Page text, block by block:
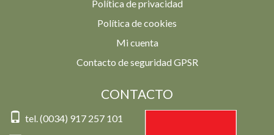
Política de privacidad
Política de cookies
Mi cuenta
Contacto de seguridad GPSR
CONTACTO
tel. (0034) 917 257 101